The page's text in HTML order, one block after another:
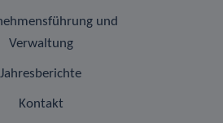
und
Verwaltung
Jahresberichte
Kontakt